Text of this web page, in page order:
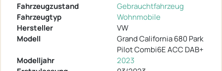
Fahrzeugzustand
Gebrauchtfahrzeug
Fahrzeugtyp
Wohnmobile
Hersteller
VW
Modell
Grand California 680 Park
Pilot Combi6E ACC DAB+
Modelljahr
2023